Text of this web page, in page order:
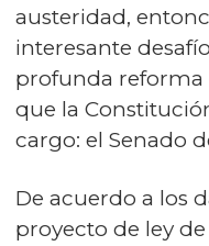
austeridad,
interesante
profunda reforma
que la
cargo: el Senado
De acuerdo a los
proyecto de ley